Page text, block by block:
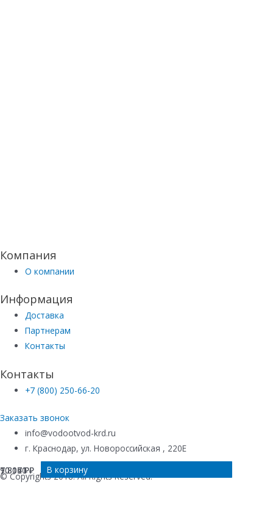
7 307₽ В корзину
10 151₽ В корзину
10 040₽ В корзину
9 816₽ В корзину
Компания
О компании
Информация
Доставка
Партнерам
Контакты
Контакты
+7 (800) 250-66-20
Заказать звонок
info@vodootvod-krd.ru
г. Краснодар, ул. Новороссийская , 220Е
© Copyrights 2018. All Rights Reserved.